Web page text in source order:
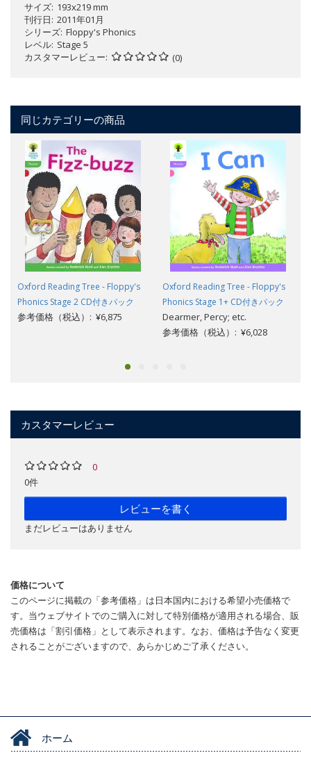
サイズ 193x219 mm
刊行日 2011年01月
シリーズ Floppy's Phonics
レベル Stage 5
カスタマーレビュー
(0)
同じカテゴリーの商品
Oxford Reading Tree - Floppy's
Phonics Stage 2 CD付きパック
参考価格（税込）: ¥6,875
Oxford Reading Tree - Floppy's
Phonics Stage 1+ CD付きパック
Dearmer, Percy; etc.
参考価格（税込）: ¥6,028
カスタマーレビュー
0
0件
レビューを書く
まだレビューはありません
価格について
このページに掲載の「参考価格」は日本国内における希望小売価格で
す。当ウェブサイトでのご購入に対して特別価格が適用される場合、販
売価格は「割引価格」として表示されます。なお、価格は予告なく変更
されることがございますので、あらかじめご了承ください。
ホーム